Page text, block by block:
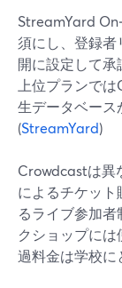
StreamYard
須にし、登録者
開に設定して承
上位プランで
生データベース
(StreamYard)
Crowdcastは異
によるチケット
るライブ参加
クショップに
過料金は学校に